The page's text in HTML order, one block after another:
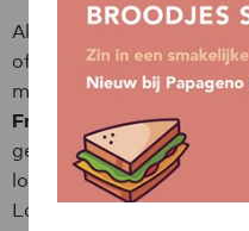
Als u de zorgsituatie van
of hierin vastloopt, kan
met u meekijkt. Uw
Friesland
biedt uitkomst.
geeft in deze workshop
loket u zorg of
Langdurige Zorg of de